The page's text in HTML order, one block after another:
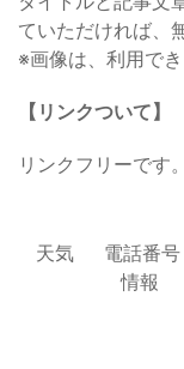
ていただければ、
※画像は、利用で
【リンクついて】
リンクフリーです。
天気 電話番号
情報